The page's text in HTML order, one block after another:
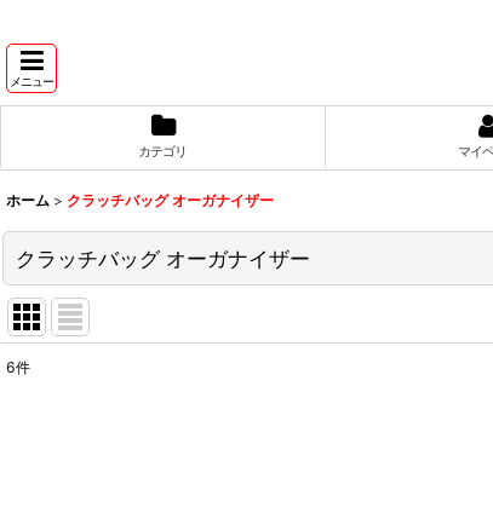
メニュー
カテゴリ マイ
ホーム > クラッチバッグ オーガナイザー
クラッチバッグ オーガナイザー
6件